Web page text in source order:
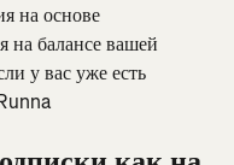
на основе
на балансе вашей
у вас уже есть